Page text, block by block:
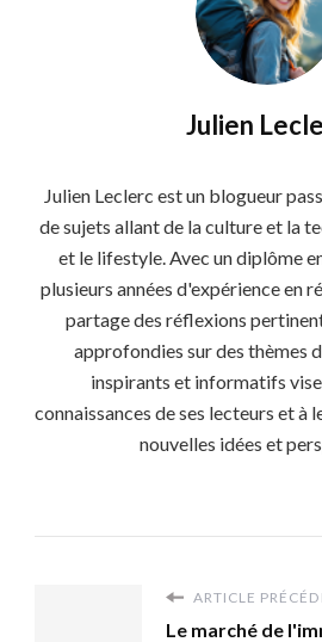
Julien
Julien Leclerc est un blogueur
de sujets allant de la culture et la
et le lifestyle. Avec un diplôme
plusieurs années d'expérience en
partage des réflexions
approfondies sur des thèmes
inspirants et informatifs
connaissances de ses lecteurs et à
nouvelles idées et
ARTICLE
Le marché de